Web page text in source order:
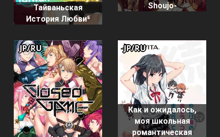
Тайваньская
История Любви⁵
Shoujo-
JP/RU
Как и ожидалось,
моя школьная
романтическая
JP/RU